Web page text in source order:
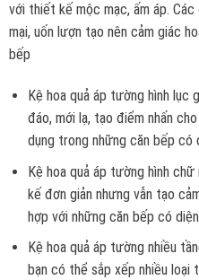
với thiết kế mộc mạc, ấm áp.
mại, uốn lượn tạo nên cảm giác
bếp
Kệ hoa quả áp tường hình lục
đáo, mới lạ, tạo điểm nhấn
dụng trong những căn bếp có
Kệ hoa quả áp tường hình
kế đơn giản nhưng vẫn tạo
hợp với những căn bếp có
Kệ hoa quả áp tường nhiều
bạn có thể sắp xếp nhiều loại